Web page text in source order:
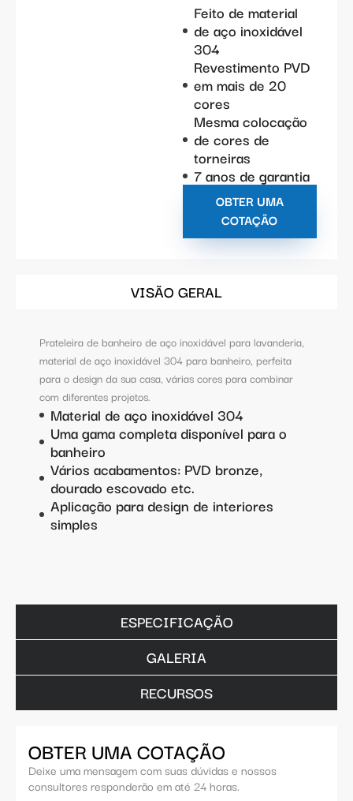
Feito de material
de aço inoxidável
304
Revestimento PVD
em mais de 20
cores
Mesma colocação
de cores de
torneiras
7 anos de garantia
OBTER UMA
COTAÇÃO
VISÃO GERAL
ESPECIFICAÇÃO
GALERIA
RECURSOS
Prateleira de banheiro de aço inoxidável para lavanderia,
material de aço inoxidável 304 para banheiro, perfeita
para o design da sua casa, várias cores para combinar
com diferentes projetos.
Material de aço inoxidável 304
Uma gama completa disponível para o
banheiro
Vários acabamentos: PVD bronze,
dourado escovado etc.
Aplicação para design de interiores
simples
OBTER UMA COTAÇÃO
Deixe uma mensagem com suas dúvidas e nossos
consultores responderão em até 24 horas.